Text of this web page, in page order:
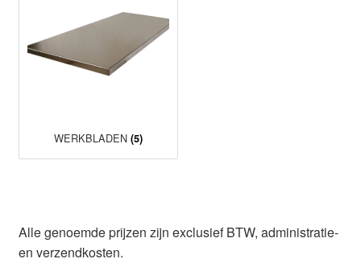
WERKBLADEN (5)
Alle genoemde prijzen zijn exclusief BTW, administratie-
en verzendkosten.